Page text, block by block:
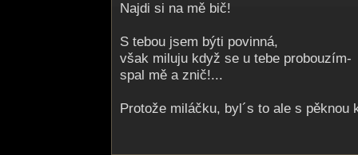
Najdi si na mě bič!
S tebou jsem býti povinná,
však miluju když se u tebe probouzím-
spal mě a znič!...
Protože miláčku, byl´s to ale s pěknou